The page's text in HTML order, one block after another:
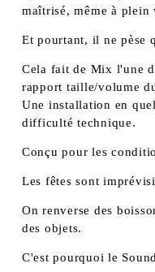
maîtrisé, même à plein
Et pourtant, il ne pèse
Cela fait de Mix l'une
rapport taille/volume
Une installation en
difficulté technique.
Conçu pour les
Les fêtes sont
On renverse des
des objets.
C'est pourquoi le